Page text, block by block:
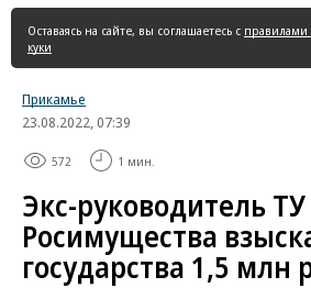
страница
Оставаясь на сайте, вы соглашаетесь с правилами
куки
Прикамье
23.08.2022, 07:39
572 1 мин.
Экс-руководитель ТУ
Росимущества
государства 1,5 млн